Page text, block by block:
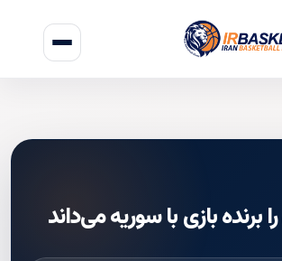
را برنده بازی با سوریه می‌داند